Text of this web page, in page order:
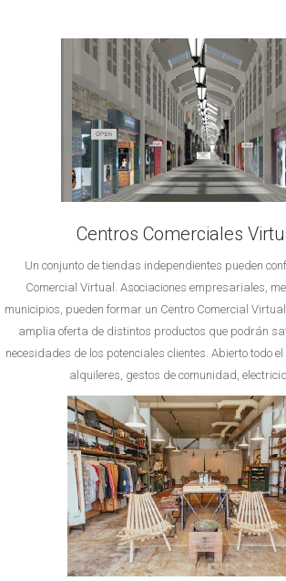
Centros Comerciales
Un conjunto de tiendas independientes pueden
Comercial Virtual. Asociaciones empresariales,
municipios, pueden formar un Centro Comercial
amplia oferta de distintos productos que podrán
necesidades de los potenciales clientes. Abierto todo
alquileres, gestos de comunidad,